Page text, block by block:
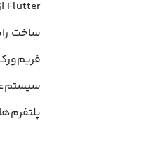
ساخت